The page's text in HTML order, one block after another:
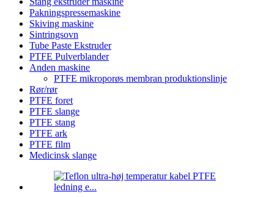
Pakningspressemaskine
Skiving maskine
Sintringsovn
Tube Paste Ekstruder
PTFE Pulverblander
Anden maskine
PTFE mikroporøs membran produktionslinje
Rør/rør
PTFE foret
PTFE slange
PTFE stang
PTFE ark
PTFE film
Medicinsk slange